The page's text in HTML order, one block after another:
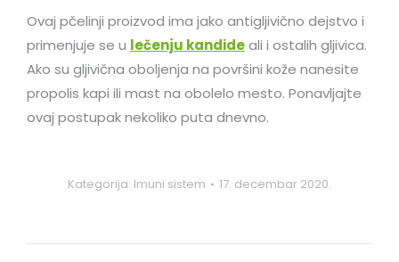
Ovaj pčelinji proizvod ima jako antigljivično dejstvo i
primenjuje se u lečenju kandideali i ostalih gljivica.
Ako su gljivična oboljenja na površini kože nanesite
propolis kapi ili mast na obolelo mesto. Ponavljajte
ovaj postupak nekoliko puta dnevno.
Kategorija: Imuni sistem 17. decembar 2020.